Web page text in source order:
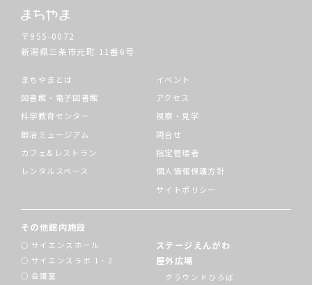
〒955-0072
新潟県三条市元町 11番6号
まちやまとは
図書館・電子図書館
科学教育センター
鍛冶ミュージアム
カフェ&レストラン
レンタルスペース
イベント
アクセス
視察・見学
問合せ
指定管理者
個人情報保護方針
サイトポリシー
その他館内施設
サイエンスホール
サイエンスラボ 1・2
会議室
ステージえんがわ
屋外広場
グラウンドひろば